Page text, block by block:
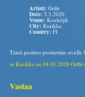
Artisti: Orffit
Date: 5.3.2020
Venue: Koulu/pk
City: Kurikka
Country: FI
Tämä postitus postitettiin sivulle
in Kurikka on 04.03.2020 Orffit
Vastaa